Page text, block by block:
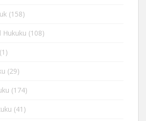
(158)
Hukuku (108)
(1)
(29)
(174)
(41)